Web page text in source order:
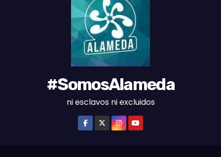
#SomosAlameda
ni esclavos ni excluidos